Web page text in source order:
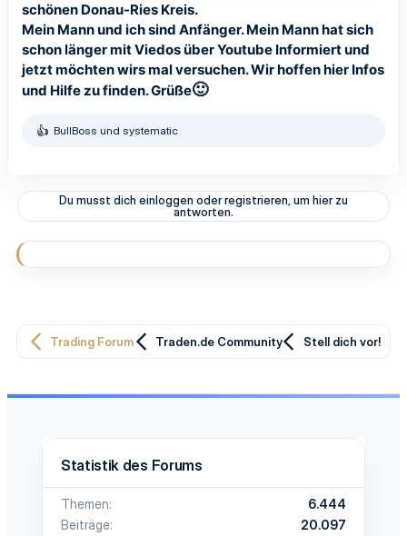
schönen Donau-Ries Kreis.
Mein Mann und ich sind Anfänger. Mein Mann hat sich
schon länger mit Viedos über Youtube Informiert und
jetzt möchten wirs mal versuchen. Wir hoffen hier Infos
und Hilfe zu finden. Grüße🙂
R
t
o
n
n
BullBoss und systematic
Du musst dich einloggen oder registrieren, um hier zu
antworten.
Trading Forum Traden.de Community Stell dich vor!
Statistik des Forums
Themen
6.444
Beiträge
20.097